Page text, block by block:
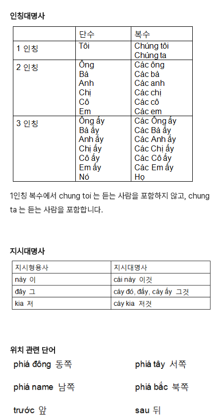
인칭대명사
1인칭 복수에서 chung toi 는 듣는 사람을 포함하지 않고, chung
ta 는 듣는 사람을 포함합니다.
지시대명사
위치 관련 단어